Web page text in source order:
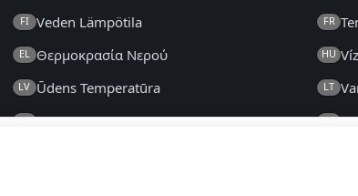
FI Veden Lämpötila FR
EL Θερμοκρασία Νερού HU
LV Ūdens Temperatūra LT
NZ New Zealand Watertemp NO